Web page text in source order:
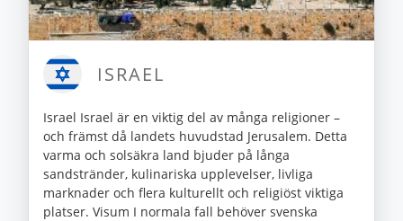
ISRAEL
Israel Israel är en viktig del av många religioner –
och främst då landets huvudstad Jerusalem. Detta
varma och solsäkra land bjuder på långa
sandstränder, kulinariska upplevelser, livliga
marknader och flera kulturellt och religiöst viktiga
platser. Visum I normala fall behöver svenska